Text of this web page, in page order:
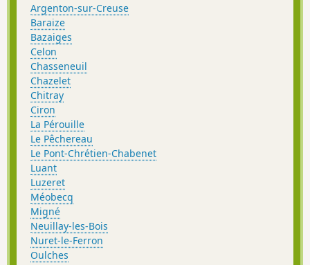
Argenton-sur-Creuse
Baraize
Bazaiges
Celon
Chasseneuil
Chazelet
Chitray
Ciron
La Pérouille
Le Pêchereau
Le Pont-Chrétien-Chabenet
Luant
Luzeret
Méobecq
Migné
Neuillay-les-Bois
Nuret-le-Ferron
Oulches